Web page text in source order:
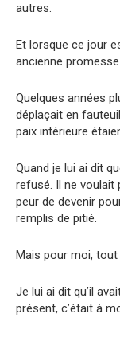
autres.
Et lorsque ce jour
ancienne promesse.
Quelques années
déplaçait en
paix intérieure
Quand je lui ai dit
refusé. Il ne voulait
peur de devenir
remplis de pitié.
Mais pour moi, tout
Je lui ai dit qu’il
présent, c’était à